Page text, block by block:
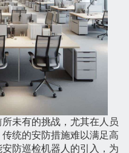
未有的挑战，尤其在人员
统的安防措施难以满足高
防巡检机器人的引入，为